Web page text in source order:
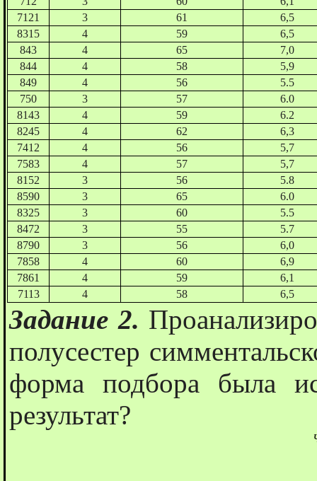
7121
3 61
6,5
8315
4 59
6,5
843
4 65
7,0
844
4 58
5,9
849
4 56
5.5
750
3 57
6.0
8143
4 59
6.2
8245
4 62
6,3
7412
4 56
5,7
7583
4 57
5,7
8152
3 56
5.8
8590
3 65
6.0
8325
3 60
5.5
8472
3 55
5.7
8790
3 56
6,0
7858
4 60
6,9
7861
4 59
6,1
7113
4 58 6,5
Задание 2.
полусестер
форма подбора была
результат?